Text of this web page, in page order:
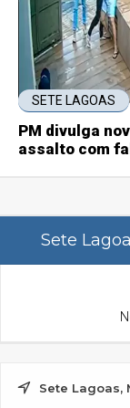
SETE LAGOAS
PM divulga
assalto com
Sete
Sete Lagoas,